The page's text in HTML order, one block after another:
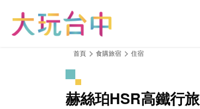
首頁 食購旅宿 住宿
赫絲珀HSR高鐵行旅